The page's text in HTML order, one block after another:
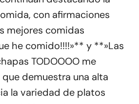
con afirmaciones
mejores comidas
he comido!!!!»** y **»Las
TODOOOO me
demuestra una alta
la variedad de platos